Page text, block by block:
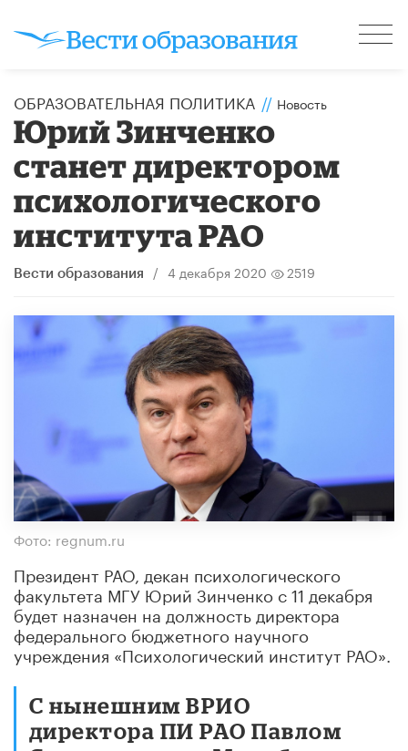
ОБРАЗОВАТЕЛЬНАЯ ПОЛИТИКА // Новость
Юрий Зинченко
станет директором
психологического
института РАО
Вести образования / 4 декабря 2020 2519
Фото: regnum.ru
Президент РАО, декан психологического
факультета МГУ Юрий Зинченко с 11 декабря
будет назначен на должность директора
федерального бюджетного научного
учреждения «Психологический институт РАО».
С нынешним ВРИО
директора ПИ РАО Павлом